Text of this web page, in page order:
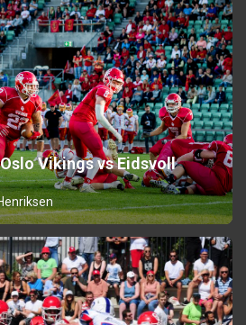
Vikings vs Eidsvoll